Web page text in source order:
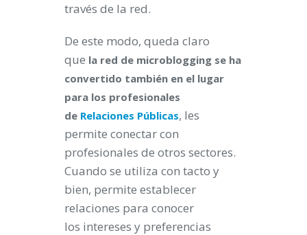
través de la red.
De este modo, queda claro
que la red de microblogging se ha
convertido también en el lugar
para los profesionales
de Relaciones Públicas, les
permite conectar con
profesionales de otros sectores.
Cuando se utiliza con tacto y
bien, permite establecer
relaciones para conocer
los intereses y preferencias